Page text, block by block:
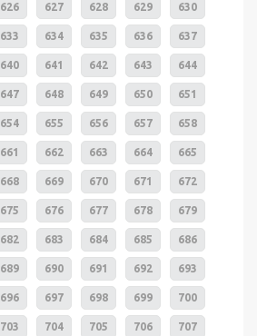
626 627 628 629 630
633 634 635 636 637
640 641 642 643 644
647 648 649 650 651
654 655 656 657 658
661 662 663 664 665
668 669 670 671 672
675 676 677 678 679
682 683 684 685 686
689 690 691 692 693
696 697 698 699 700
703 704 705 706 707